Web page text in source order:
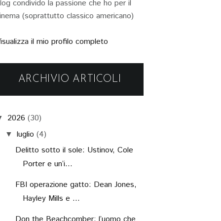
condivido la passione che ho per il
(soprattutto classico americano)
il mio profilo completo
ARCHIVIO ARTICOLI
2026 (30)
▼ luglio (4)
Delitto sotto il sole: Ustinov, Cole
Porter e un’i...
FBI operazione gatto: Dean Jones,
Hayley Mills e ...